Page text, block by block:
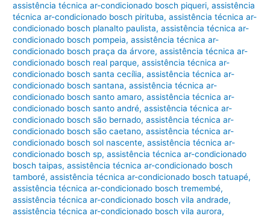
assistência técnica ar-condicionado bosch piqueri,assistência
técnica ar-condicionado bosch pirituba,assistência técnica ar-
condicionado bosch planalto paulista,assistência técnica ar-
condicionado bosch pompeia,assistência técnica ar-
condicionado bosch praça da árvore,assistência técnica ar-
condicionado bosch real parque,assistência técnica ar-
condicionado bosch santa cecília,assistência técnica ar-
condicionado bosch santana,assistência técnica ar-
condicionado bosch santo amaro,assistência técnica ar-
condicionado bosch santo andré,assistência técnica ar-
condicionado bosch são bernado,assistência técnica ar-
condicionado bosch são caetano,assistência técnica ar-
condicionado bosch sol nascente,assistência técnica ar-
condicionado bosch sp,assistência técnica ar-condicionado
bosch taipas,assistência técnica ar-condicionado bosch
tamboré,assistência técnica ar-condicionado bosch tatuapé,
assistência técnica ar-condicionado bosch tremembé,
assistência técnica ar-condicionado bosch vila andrade,
assistência técnica ar-condicionado bosch vila aurora,